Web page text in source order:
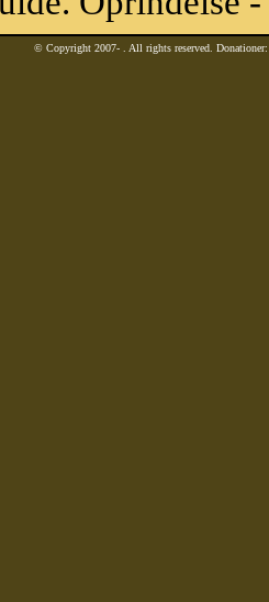
© Copyright 2007- . All rights reserved.